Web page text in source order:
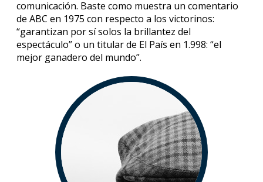
comunicación. Baste como muestra un comentario
de ABC en 1975 con respecto a los victorinos:
“garantizan por sí solos la brillantez del
espectáculo” o un titular de El País en 1.998: “el
mejor ganadero del mundo”.